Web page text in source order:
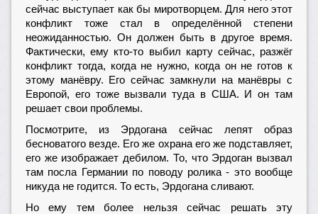
сейчас выступает как бы миротворцем. Для него этот
конфликт тоже стал в определённой степени
неожиданностью. Он должен быть в другое время.
Фактически, ему кто-то выбил карту сейчас, разжёг
конфликт тогда, когда не нужно, когда он не готов к
этому манёвру. Его сейчас замкнули на манёвры с
Европой, его тоже вызвали туда в США. И он там
решает свои проблемы.
Посмотрите, из Эрдогана сейчас лепят образ
бесноватого везде. Его же охрана его же подставляет,
его же изображает дебилом. То, что Эрдоган вызвал
там посла Германии по поводу ролика - это вообще
никуда не годится. То есть, Эрдогана сливают.
Но ему тем более нельзя сейчас решать эту